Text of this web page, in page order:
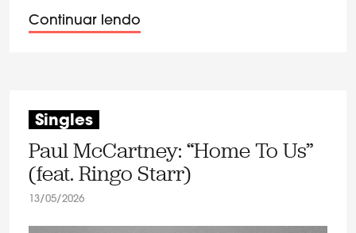
Continuar lendo
Singles
Paul McCartney: “Home To Us”
(feat. Ringo Starr)
13/05/2026